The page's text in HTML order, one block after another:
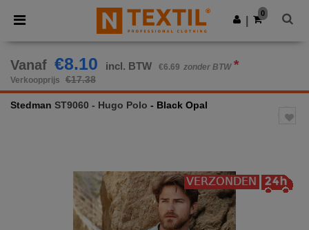
× Ntextil-app
Betere prijzen in de app!
Download app
0
Vanaf €8.10 incl. BTW €6.69 zonder BTW *
Verkoopprijs €17.38
Stedman ST9060 - Hugo Polo - Black Opal